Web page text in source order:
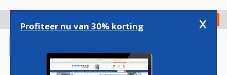
gaan
Check in
Profiteer nu van 30% korting x